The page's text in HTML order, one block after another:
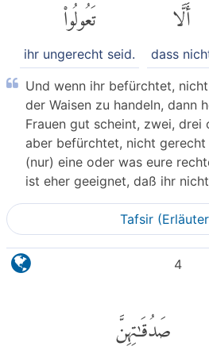
أَلَّا
dass
تَعُولُوا۟
ihr ungerecht seid.
Und wenn ihr befürchtet,
der Waisen zu handeln, dann
Frauen gut scheint, zwei, drei
aber befürchtet, nicht gerecht
(nur) eine oder was eure
ist eher geeignet, daß ihr
Tafsir
4
صَدُقَٰتِهِنَّ